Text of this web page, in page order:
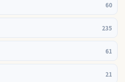
60
235
61
21